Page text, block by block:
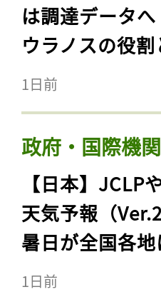
は調達データ
ウラノスの役
1日前
政府・国際機
【日本】JCLP
天気予報（
暑日が全国各地
1日前